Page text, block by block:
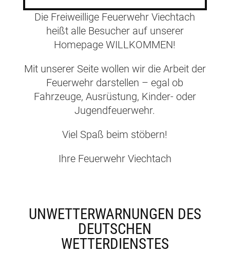
Die Freiweillige Feuerwehr Viechtach
heißt alle Besucher auf unserer
Homepage WILLKOMMEN!
Mit unserer Seite wollen wir die Arbeit der
Feuerwehr darstellen – egal ob
Fahrzeuge, Ausrüstung, Kinder- oder
Jugendfeuerwehr.
Viel Spaß beim stöbern!
Ihre Feuerwehr Viechtach
UNWETTERWARNUNGEN DES
DEUTSCHEN
WETTERDIENSTES